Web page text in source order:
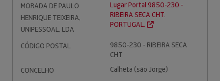
MORADA DE PAULO
HENRIQUE TEIXEIRA,
UNIPESSOAL, LDA
Lugar Portal 9850-230 -
RIBEIRA SECA CHT.
PORTUGAL.
CÓDIGO POSTAL
9850-230 - RIBEIRA SECA
CHT
CONCELHO
Calheta (são Jorge)